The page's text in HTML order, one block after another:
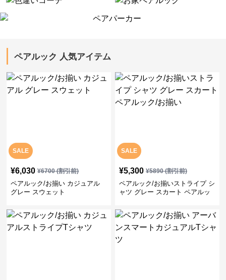
ペアルック 人気アイテム
SALE
¥6,030 ¥6700(割引前)
ペアルック/お揃い カジュアル
グレー スウェット
SALE
¥5,300 ¥5890(割引前)
ペアルック/お揃いストライプ シ
ャツ グレー スカート ペアルッ